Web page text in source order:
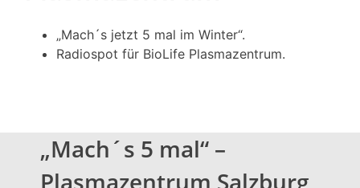
„Mach´s jetzt 5 mal im Winter“.
Radiospot für BioLife Plasmazentrum.
„Mach´s 5 mal“ –
Plasmazentrum Salzburg